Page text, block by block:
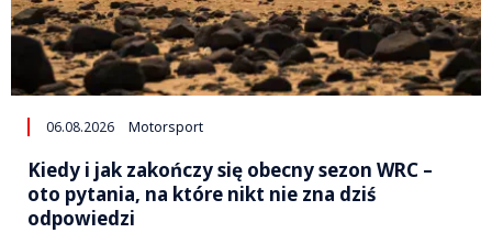
06.08.2026 Motorsport
Kiedy i jak zakończy się obecny sezon WRC –
oto pytania, na które nikt nie zna dziś
odpowiedzi